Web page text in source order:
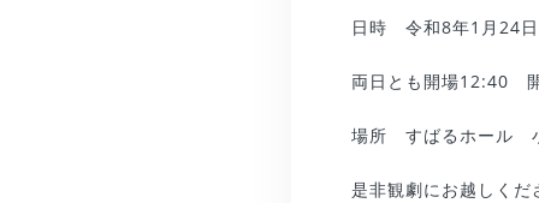
日時 令和8年1月24日
両日とも開場12:40
場所 すばるホール 小
是非観劇にお越しくだ